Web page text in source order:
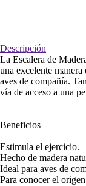
Descripción
La Escalera de
una excelente
aves de compañía.
vía de acceso a una
Beneficios
Estimula el ejercicio.
Hecho de madera
Ideal para aves de
Para conocer el